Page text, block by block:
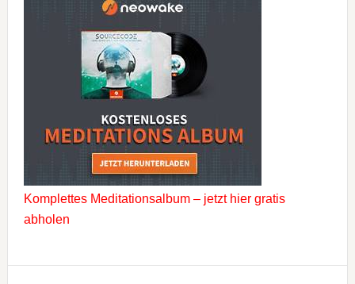
Komplettes Meditationsalbum – jetzt hier gratis
abholen